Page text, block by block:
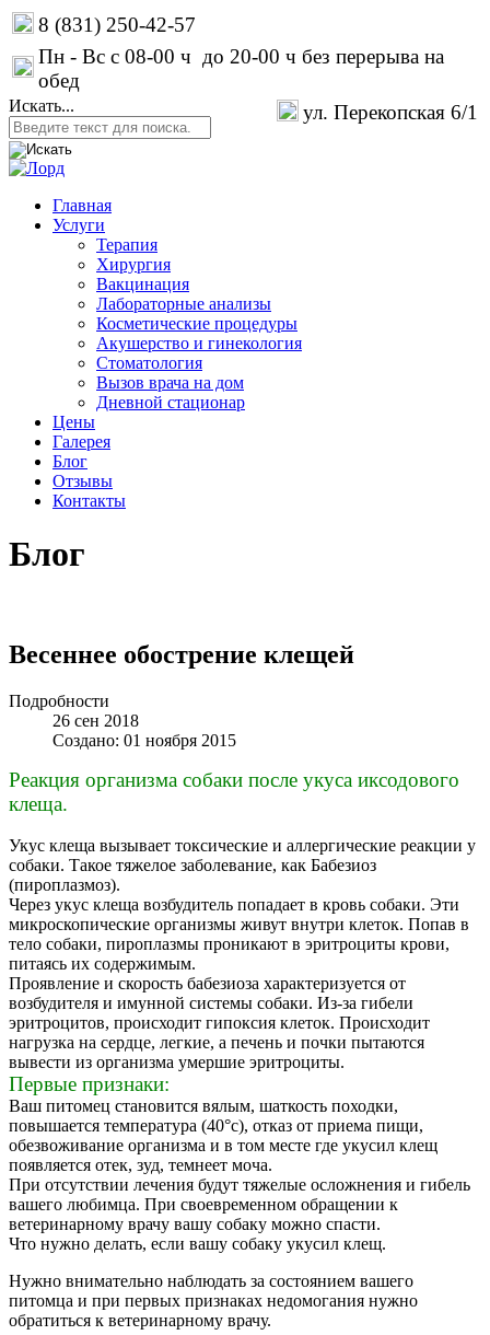
8 (831) 250-42-57
Пн - Вс с 08-00 ч до 20-00 ч без перерыва на
обед
ул. Перекопская 6/1
Искать...
Главная
Услуги
Терапия
Хирургия
Вакцинация
Лабораторные анализы
Косметические процедуры
Акушерство и гинекология
Стоматология
Вызов врача на дом
Дневной стационар
Цены
Галерея
Блог
Отзывы
Контакты
Блог
Весеннее обострение клещей
Подробности
26 сен 2018
Создано: 01 ноября 2015
Реакция организма собаки после укуса иксодового
клеща.
Укус клеща вызывает токсические и аллергические реакции у
собаки. Такое тяжелое заболевание, как Бабезиоз
(пироплазмоз).
Через укус клеща возбудитель попадает в кровь собаки. Эти
микроскопические организмы живут внутри клеток. Попав в
тело собаки, пироплазмы проникают в эритроциты крови,
питаясь их содержимым.
Проявление и скорость бабезиоза характеризуется от
возбудителя и имунной системы собаки. Из-за гибели
эритроцитов, происходит гипоксия клеток. Происходит
нагрузка на сердце, легкие, а печень и почки пытаются
вывести из организма умершие эритроциты.
Первые признаки:
Ваш питомец становится вялым, шаткость походки,
повышается температура (40°с), отказ от приема пищи,
обезвоживание организма и в том месте где укусил клещ
появляется отек, зуд, темнеет моча.
При отсутствии лечения будут тяжелые осложнения и гибель
вашего любимца. При своевременном обращении к
ветеринарному врачу вашу собаку можно спасти.
Что нужно делать, если вашу собаку укусил клещ.
Нужно внимательно наблюдать за состоянием вашего
питомца и при первых признаках недомогания нужно
обратиться к ветеринарному врачу.